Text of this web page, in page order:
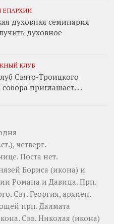
ЕПАРХИИ
духовная семинария
духовное
КЛУБ
Свято-Троицкого
приглашает. . .
четверг.
Поста нет.
Бориса (икона) и
Романа и Давида. Прп.
Свт. Георгия, архиеп.
прп.Далмата
Свв. Николая (икона)